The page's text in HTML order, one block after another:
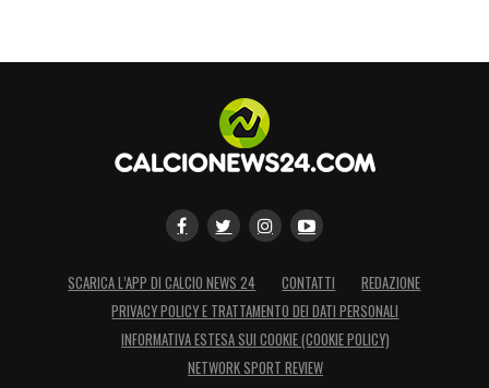
SCARICA L’APP DI CALCIO NEWS 24 CONTATTI
REDAZIONE
PRIVACY POLICY E TRATTAMENTO DEI DATI PERSONALI
INFORMATIVA ESTESA SUI COOKIE (COOKIE POLICY)
NETWORK SPORT REVIEW